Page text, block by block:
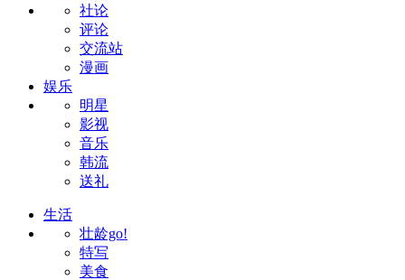
社论
评论
交流站
漫画
娱乐
明星
影视
音乐
韩流
送礼
生活
壮龄go!
特写
美食